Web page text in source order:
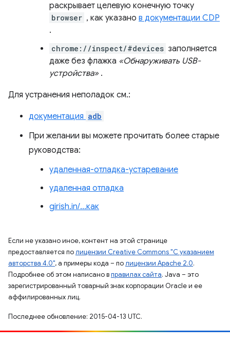
раскрывает целевую конечную точку
browser , как указано в документации CDP
.
chrome://inspect/#devices заполняется
даже без флажка «Обнаруживать USB-
устройства» .
Для устранения неполадок см.:
документация adb
При желании вы можете прочитать более старые
руководства:
удаленная-отладка-устаревание
удаленная отладка
girish.in/…как
Если не указано иное, контент на этой странице
предоставляется полицензии Creative Commons "С указанием
авторства 4.0", а примеры кода – полицензии Apache 2.0.
Подробнее об этом написано вправилах сайта. Java – это
зарегистрированный товарный знак корпорации Oracle и ее
аффилированных лиц.
Последнее обновление: 2015-04-13 UTC.